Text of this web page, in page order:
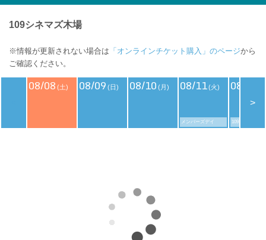
109シネマズ木場
※情報が更新されない場合は 「オンラインチケット購入」のページから
ご確認ください。
08/08 (土) 08/09 (日) 08/10 (月) 08/11(火)
メンバーズデイ
08/12
109シネマズデ
>